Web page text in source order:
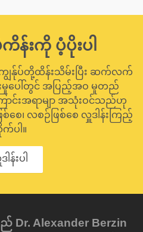
န်းကို ပံ့ပိုးပါ
ပ်တို့ထိန်းသိမ်းပြီး ဆက်လက်
းမှုပေါ်တွင် အပြည့်အဝ မူတည်
ာင်းအရာမျာ အသုံးဝင်သည်ဟု
ေ၊ လစဉ်ဖြစ်စေ လှူဒါန်းကြည့်
ပါ။
န်းပါ
Dr. Alexander Berzin